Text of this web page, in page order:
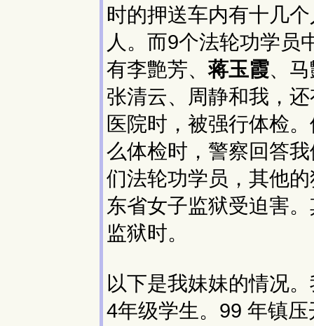
时的押送车内有十几
人。而9个法轮功学员
有李艶芳、蒋玉霞、
张清云、周静和我，
医院时，被强行体检
么体检时，警察回答
们法轮功学员，其他
东省女子监狱受迫害
监狱时。
以下是我妹妹的情况
4年级学生。99 年镇